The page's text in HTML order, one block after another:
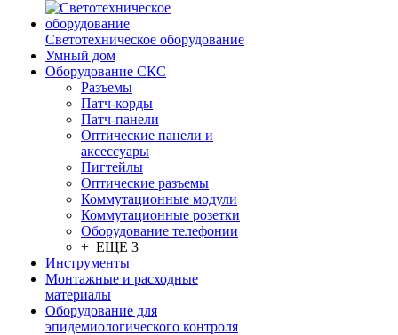
Светотехническое оборудование
Умный дом
Оборудование СКС
Разъемы
Патч-корды
Патч-панели
Оптические панели и
аксессуары
Пигтейлы
Оптические разъемы
Коммутационные модули
Коммутационные розетки
Оборудование телефонии
+ ЕЩЕ 3
Инструменты
Монтажные и расходные
материалы
Оборудование для
эпидемиологического контроля